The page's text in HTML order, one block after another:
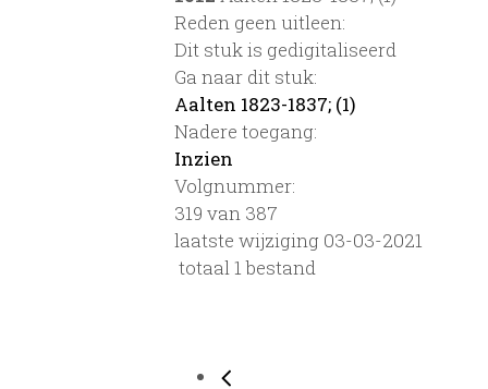
Reden geen uitleen:
Dit stuk is gedigitaliseerd
Ga naar dit stuk:
Aalten 1823-1837; (1)
Nadere toegang:
Inzien
Volgnummer:
319 van 387
laatste wijziging 03-03-2021
totaal 1 bestand